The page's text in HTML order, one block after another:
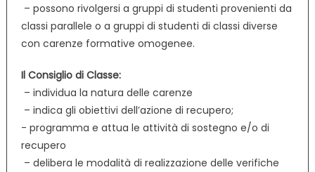
­ – possono rivolgersi a gruppi di studenti provenienti da
classi parallele o a gruppi di studenti di classi diverse
con carenze formative omogenee.
Il Consiglio di Classe:
­ – individua la natura delle carenze
­ – indica gli obiettivi dell’azione di recupero;
­- programma e attua le attività di sostegno e/o di
recupero
­ – delibera le modalità di realizzazione delle verifiche